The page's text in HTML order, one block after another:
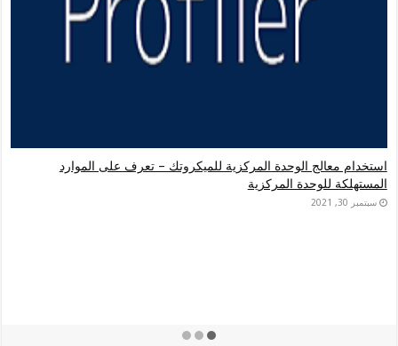
الوحدة المركزية للميكروتك – تعرف على الموارد
المركزية